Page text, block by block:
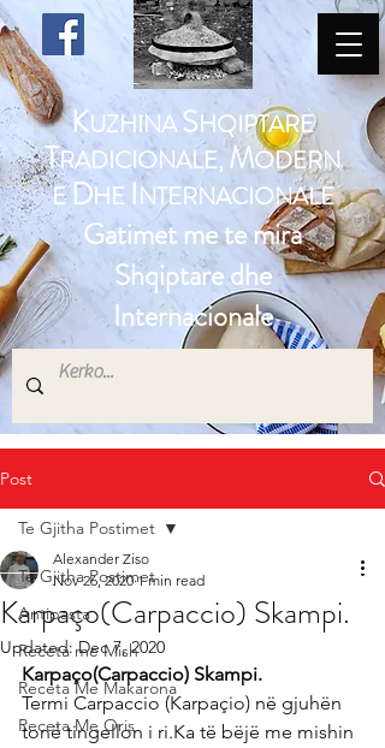
KUZHINASHQIPTARE
TRADICIONALE, MODERN
EDHE INTERNACIONALE
Gatimet me te mira
Shqiptare dhe
Internacionale
Post
Te Gjitha Postimet
Antipasta
Receta me Mish
Receta Me Makarona
Receta Me Oris
Te Gjitha Postimet
Karpaço(Carpaccio) Skampi.
Alexander Ziso
Nov 26, 2020 1 min read
Updated:Dec 7, 2020
Karpaço(Carpaccio) Skampi.
Termi Carpaccio (Karpaçio) në gjuhën
tonë tingellon i ri.Ka të bëjë me mishin